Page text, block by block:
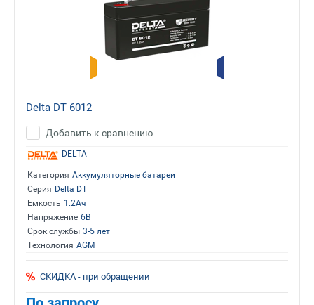
Delta DT 6012
Добавить к сравнению
DELTA
Категория Аккумуляторные батареи
Серия Delta DT
Емкость 1.2Ач
Напряжение 6В
Срок службы 3-5 лет
Технология AGM
СКИДКА - при обращении